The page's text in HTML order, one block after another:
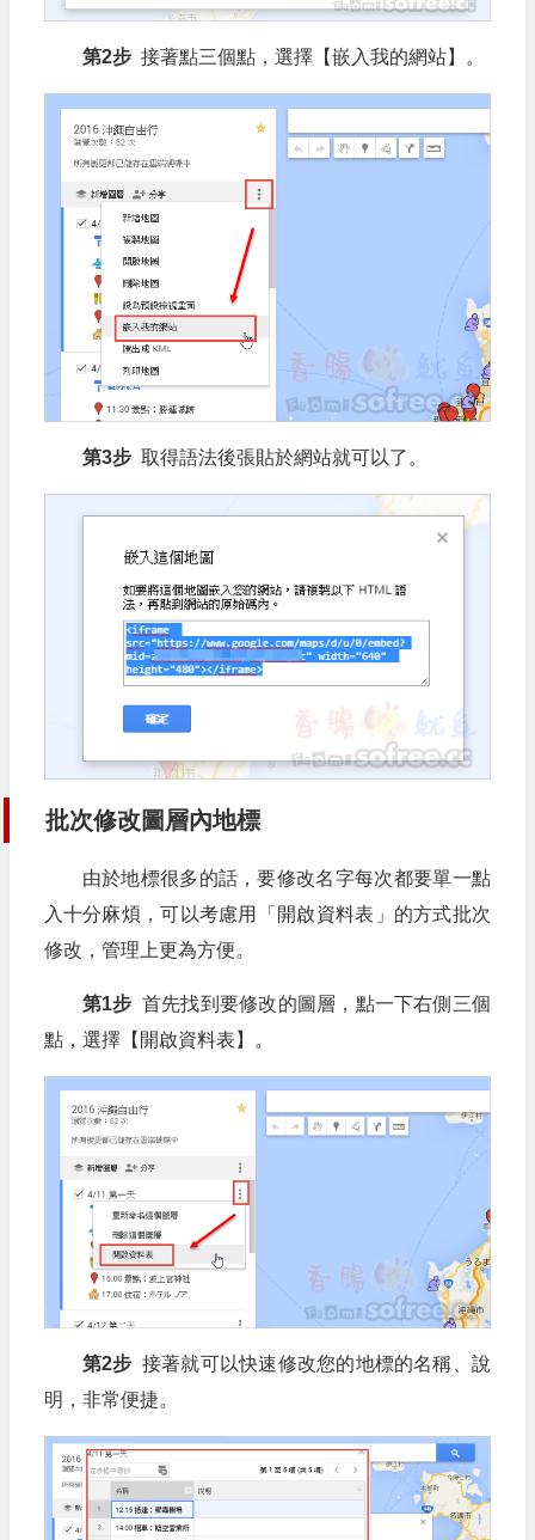
第2步接著點三個點，選擇【嵌入我的網站】。
第3步 取得語法後張貼於網站就可以了。
批次修改圖層內地標
由於地標很多的話，要修改名字每次都要單一點
入十分麻煩，可以考慮用「開啟資料表」的方式批次
修改，管理上更為方便。
第1步 首先找到要修改的圖層，點一下右側三個
點，選擇【開啟資料表】。
第2步 接著就可以快速修改您的地標的名稱、說
明，非常便捷。